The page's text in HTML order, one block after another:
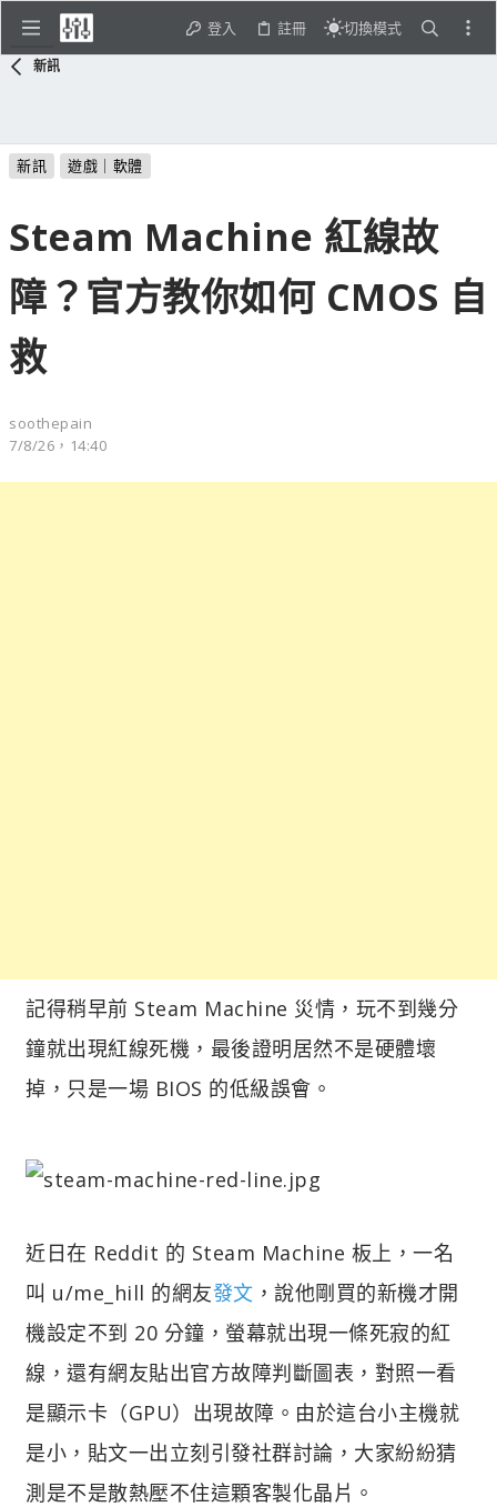
登入 註冊 切換模式
新訊
新訊 遊戲｜軟體
Steam Machine 紅線故
障？官方教你如何 CMOS 自
救
soothepain
7/8/26，14:40
記得稍早前 Steam Machine 災情，玩不到幾分
鐘就出現紅線死機，最後證明居然不是硬體壞
掉，只是一場 BIOS 的低級誤會。
近日在 Reddit 的 Steam Machine 板上，一名
叫 u/me_hill 的網友發文 ，說他剛買的新機才開
機設定不到 20 分鐘，螢幕就出現一條死寂的紅
線，還有網友貼出官方故障判斷圖表，對照一看
是顯示卡（GPU）出現故障。由於這台小主機就
是小，貼文一出立刻引發社群討論，大家紛紛猜
測是不是散熱壓不住這顆客製化晶片。